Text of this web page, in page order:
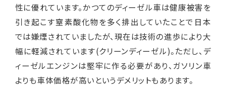
性に優れています。かつてのディーゼル車は健康被害を
引き起こす窒素酸化物を多く排出していたことで日本
では嫌煙されていましたが、現在は技術の進歩により大
幅に軽減されています(クリーンディーゼル)。ただし、デ
ィーゼルエンジンは堅牢に作る必要があり、ガソリン車
よりも車体価格が高いというデメリットもあります。